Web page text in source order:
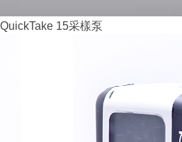
QuickTake 15采樣泵